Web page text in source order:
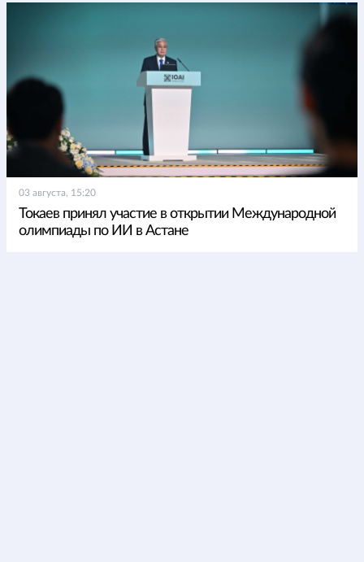
03 августа, 15:20
Токаев принял участие в открытии Международной
олимпиады по ИИ в Астане